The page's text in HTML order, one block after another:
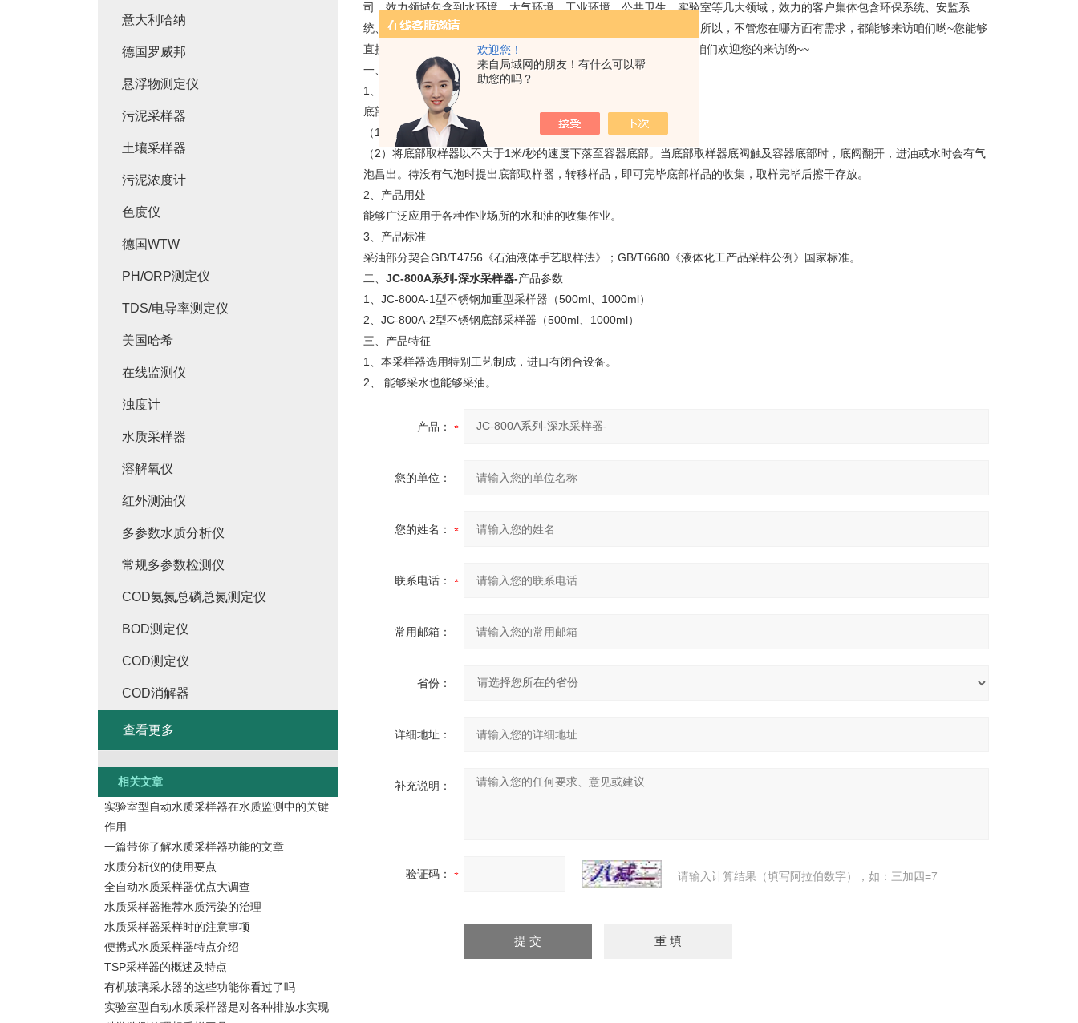
欢迎您！
来自局域网的朋友！有什么可以帮
助您的吗？
司，效力领域包含到水环境、大气环境、工业环境、公共卫生、实验室等几大领域，效力的客户集体包含环保系统、安监系
统、科研院校、第三方检测、石油化工、金属锻炼等出产制造作业，所以，不管您在哪方面有需求，都能够来访咱们哟~您能够
直接去百度搜索青岛聚创环保就一目了然呢~不管什么时间和地址，咱们欢迎您的来访哟~~
一、
JC-800A系列-深水采样器-产品介绍
1、产品原理
底部取样器使用说明：
（1）将采样绳一端强健接地，另一端与底部取样器强健连接。
（2）将底部取样器以不大于1米/秒的速度下落至容器底部。当底部取样器底阀触及容器底部时，底阀翻开，进油或水时会有气
泡昌出。待没有气泡时提出底部取样器，转移样品，即可完毕底部样品的收集，取样完毕后擦干存放。
2、产品用处
能够广泛应用于各种作业场所的水和油的收集作业。
3、产品标准
采油部分契合GB/T4756《石油液体手艺取样法》；GB/T6680《液体化工产品采样公例》国家标准。
二、 JC-800A系列-深水采样器-产品参数
1、JC-800A-1型不锈钢加重型采样器（500ml、1000ml）
2、JC-800A-2型不锈钢底部采样器（500ml、1000ml）
三、产品特征
1、本采样器选用特别工艺制成，进口有闭合设备。
2、 能够采水也能够采油。
产品：
您的单位：
您的姓名：
联系电话：
常用邮箱：
省份：
详细地址：
补充说明：
验证码： 请输入计算结果（填写阿拉伯数字），如：三加四=7
意大利哈纳
德国罗威邦
悬浮物测定仪
污泥采样器
土壤采样器
污泥浓度计
色度仪
德国WTW
PH/ORP测定仪
TDS/电导率测定仪
美国哈希
在线监测仪
浊度计
水质采样器
溶解氧仪
红外测油仪
多参数水质分析仪
常规多参数检测仪
COD氨氮总磷总氮测定仪
BOD测定仪
COD测定仪
COD消解器
查看更多
相关文章
实验室型自动水质采样器在水质监测中的关键
作用
一篇带你了解水质采样器功能的文章
水质分析仪的使用要点
全自动水质采样器优点大调查
水质采样器推荐水质污染的治理
水质采样器采样时的注意事项
便携式水质采样器特点介绍
TSP采样器的概述及特点
有机玻璃采水器的这些功能你看过了吗
实验室型自动水质采样器是对各种排放水实现